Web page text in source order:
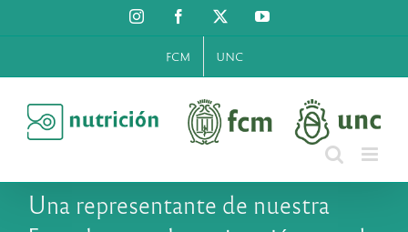
al
InstagramFacebook YouTube
FCM UNC
Una representante de nuestra